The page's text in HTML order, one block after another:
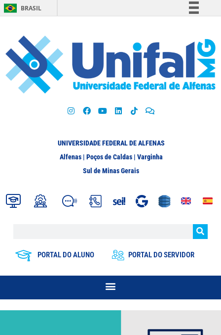
BRASIL
Participe
Acesso à informação
Legislação
UNIVERSIDADE FEDERAL DE ALFENAS
Alfenas | Poços de Caldas | Varginha
Sul de Minas Gerais
PORTAL DO ALUNO PORTAL DO SERVIDOR